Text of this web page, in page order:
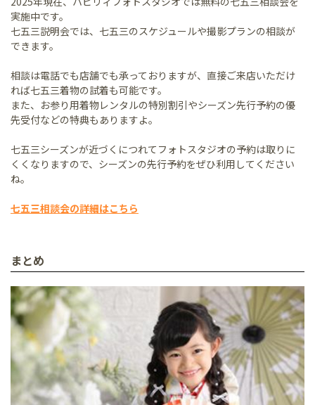
実施中です。
七五三説明会では、七五三のスケジュールや撮影プランの相談が
できます。
相談は電話でも店舗でも承っておりますが、直接ご来店いただけ
れば七五三着物の試着も可能です。
また、お参り用着物レンタルの特別割引やシーズン先行予約の優
先受付などの特典もありますよ。
七五三シーズンが近づくにつれてフォトスタジオの予約は取りに
くくなりますので、シーズンの先行予約をぜひ利用してください
ね。
七五三相談会の詳細はこちら
まとめ